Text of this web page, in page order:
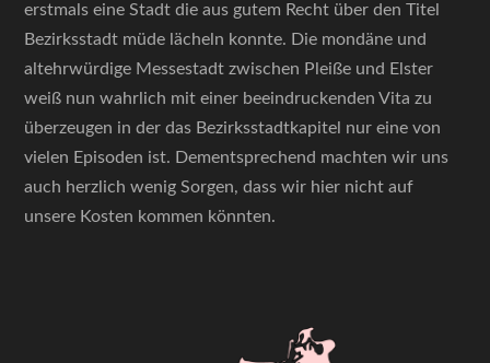
erstmals eine Stadt die aus gutem Recht über den Titel
Bezirksstadt müde lächeln konnte. Die mondäne und
altehrwürdige Messestadt zwischen Pleiße und Elster
weiß nun wahrlich mit einer beeindruckenden Vita zu
überzeugen in der das Bezirksstadtkapitel nur eine von
vielen Episoden ist. Dementsprechend machten wir uns
auch herzlich wenig Sorgen, dass wir hier nicht auf
unsere Kosten kommen könnten.